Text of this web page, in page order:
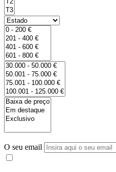
O seu email